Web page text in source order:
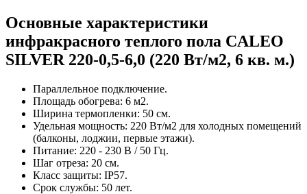
Основные характеристики
инфракрасного теплого пола CALEO
SILVER 220-0,5-6,0 (220 Вт/м2, 6 кв. м.)
Параллельное подключение.
Площадь обогрева: 6 м2.
Ширина термопленки: 50 см.
Удельная мощность: 220 Вт/м2 для холодных помещений
(балконы, лоджии, первые этажи).
Питание: 220 - 230 В / 50 Гц.
Шаг отреза: 20 см.
Класс защиты: IP57.
Срок службы: 50 лет.